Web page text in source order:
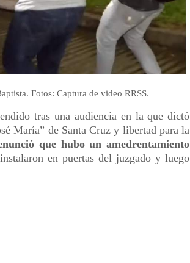
Fotos: Captura de video RRSS.
tras una audiencia en la que dictó
María” de Santa Cruz y libertad para la
que hubo un amedrentamiento
en puertas del juzgado y luego